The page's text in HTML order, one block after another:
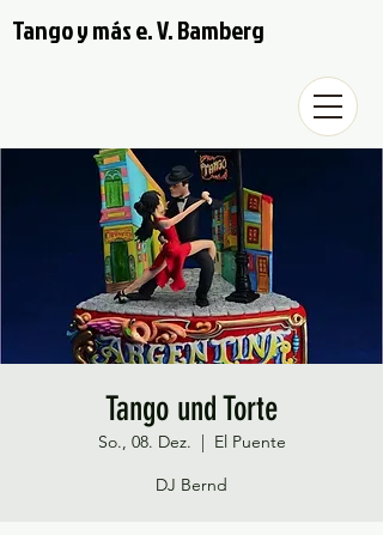
Tango y más e. V. Bamberg
Tango und Torte
So., 08. Dez.
  |
El Puente